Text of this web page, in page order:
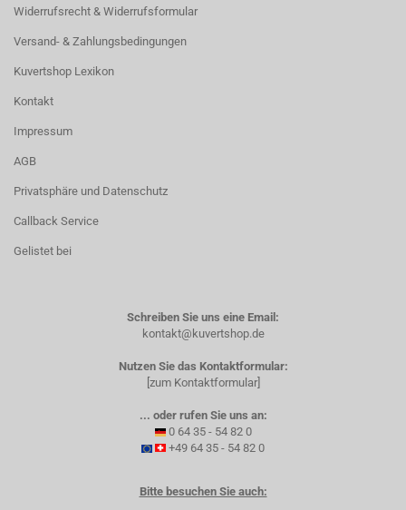
Widerrufsrecht & Widerrufsformular
Versand- & Zahlungsbedingungen
Kuvertshop Lexikon
Kontakt
Impressum
AGB
Privatsphäre und Datenschutz
Callback Service
Gelistet bei
Schreiben Sie uns eine Email:
kontakt@kuvertshop.de
Nutzen Sie das Kontaktformular:
[zum Kontaktformular]
... oder rufen Sie uns an:
0 64 35 - 54 82 0
+49 64 35 - 54 82 0
Bitte besuchen Sie auch: